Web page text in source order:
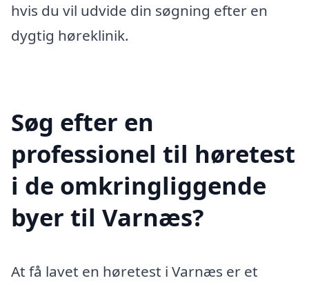
hvis du vil udvide din søgning efter en
dygtig høreklinik.
Søg efter en
professionel til høretest
i de omkringliggende
byer til Varnæs?
At få lavet en høretest i Varnæs er et